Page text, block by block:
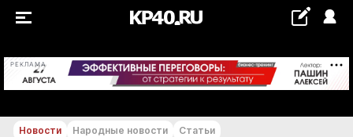
РЕКЛАМА +24...+25 °С
Новости Народные новости Статьи